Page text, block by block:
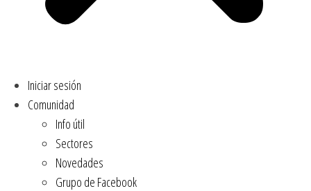
Iniciar sesión
Comunidad
Info útil
Sectores
Novedades
Grupo de Facebook